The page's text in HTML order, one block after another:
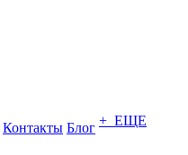
Контакты Блог + ЕЩЕ